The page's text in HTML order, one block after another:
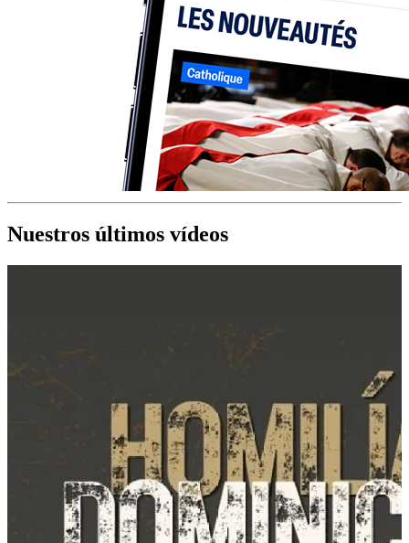
Nuestros últimos vídeos